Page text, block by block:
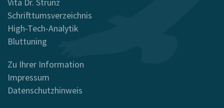
Schrifttumsverzeichnis
High-Tech-Analytik
Bluttuning
Zu Ihrer Information
Impressum
Datenschutzhinweis